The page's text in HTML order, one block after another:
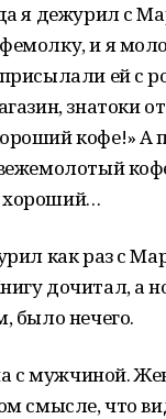
я дежурил с
и я
ей с
знатоки
кофе!» А
хороший…
как раз с
дочитал, а
было нечего.
с мужчиной.
смысле, что